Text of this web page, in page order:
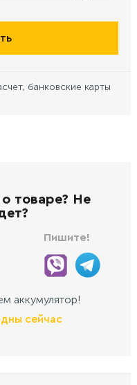
банковские карты
товаре? Не
Пишите!
аккумулятор!
сейчас